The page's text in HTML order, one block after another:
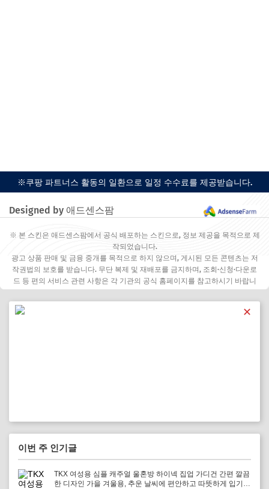
※쿠팡 파트너스 활동의 일환으로 일정 수수료를 제공받습니다.
Designed by 애드센스팜
※ 본 스킨은 애드센스팜에서 공식 배포하는 스킨으로, 정보 제공을 목적으로 제
작되었습니다.
광고 상품 판매 및 금융 중개를 목적으로 하지 않으며, 게시된 모든 콘텐츠는 저
작권법의 보호를 받습니다. 무단 복제 및 재배포를 금지하며, 조회·신청·다운로
드 등 편의 서비스 관련 사항은 각 기관의 공식 홈페이지를 참고하시기 바랍니
✕
이번 주 인기글
TKX 여성용 심플 캐주얼 울혼방 하이넥 집업 가디건 간편 깔끔
한 디자인 가을 겨울용, 추운 날씨에 편안하고 따뜻하게 입기